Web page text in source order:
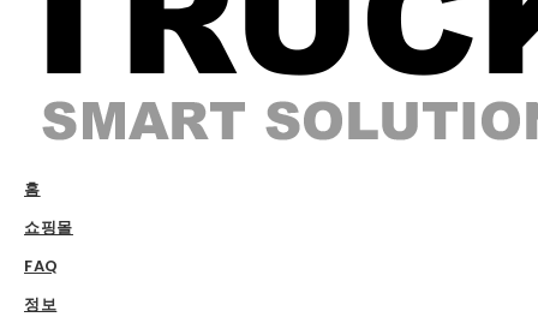
홈
쇼핑몰
FAQ
정보